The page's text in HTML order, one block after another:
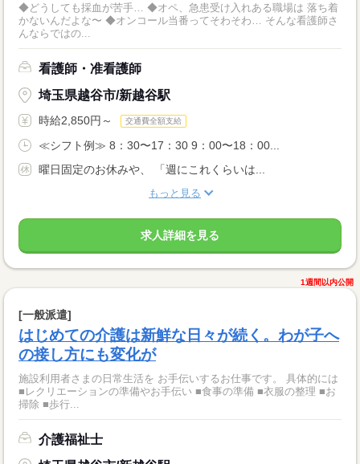
◆どうしても採血が苦手… ◆オペ、急患受け入れある職場は 落ち着
かないんだよな〜 ◆オンコール当番ってそわそわ… そんな看護師さ
んならではの...
看護師・准看護師
埼玉県越谷市/新越谷駅
時給2,850円～ 交通費全額支給
≪シフト例≫ 8：30〜17：30 9：00〜18：00...
曜日固定のお休みや、 「週にこれくらいは...
もっと見る
求人詳細を見る
1週間以内公開
[一般派遣]
はじめての介護は新鮮な日々が続く。わが子へ
の接し方にも変化が
施設利用者さまの日常生活を お手伝いするお仕事です。 具体的には
■レクリエーションの準備やお手伝い ■食事の準備 ■衣服の整理 ■お
掃除 ■歩行...
介護福祉士